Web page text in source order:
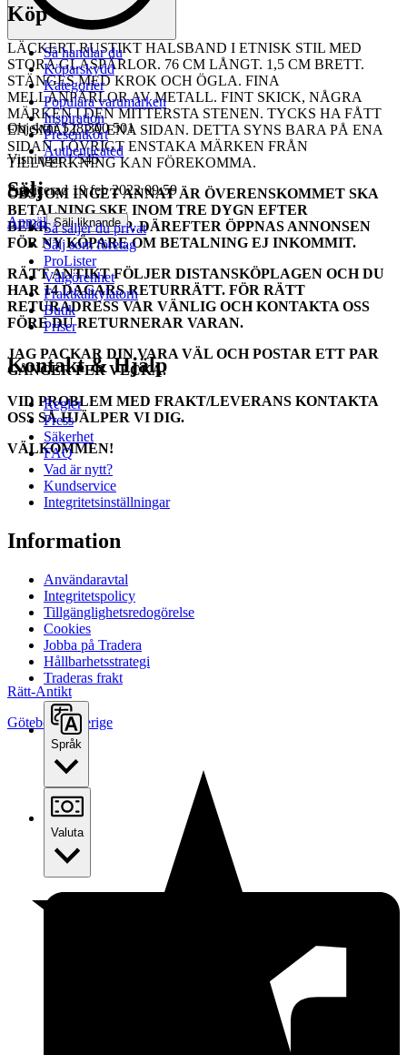
LÄCKERT RUSTIKT HALSBAND I ETNISK STIL MED
STORA GLASPÄRLOR. 76 CM LÅNGT. 1,5 CM BRETT.
STÄNGES MED KROK OCH ÖGLA. FINA
MELLANPÄRLOR AV METALL. FINT SKICK, NÅGRA
MÄRKEN I DEN MITTERSTA STENEN. TYCKS HA FÅTT
EN SMÄLL PÅ ENA SIDAN. DETTA SYNS BARA PÅ ENA
SIDAN. I ÖVRIGT ENSTAKA MÄRKEN FRÅN
TILLVERKNING KAN FÖREKOMMA.
OBS! OM INGET ANNAT ÄR ÖVERENSKOMMET SKA
BETALNING SKE INOM TRE DYGN EFTER
BEKRÄFTAT KÖP. DÄREFTER ÖPPNAS ANNONSEN
FÖR NY KÖPARE OM BETALNING EJ INKOMMIT.
RÄTT ANTIKT FÖLJER DISTANSKÖPLAGEN OCH DU
HAR 14 DAGARS RETURRÄTT. FÖR RÄTT
RETURADRESS VAR VÄNLIG OCH KONTAKTA OSS
FÖRE DU RETURNERAR VARAN.
JAG PACKAR DIN VARA VÄL OCH POSTAR ETT PAR
GÅNGER PER VECKA.
VID PROBLEM MED FRAKT/LEVERANS KONTAKTA
OSS SÅ HJÄLPER VI DIG.
VÄLKOMMEN!
Objektnr 528 300 501
Visningar 1 545
Publicerad 19 feb 2022 09:59
Anmäl Sälj liknande
Rätt-Antikt
Göteborg ,Sverige
Köp
Så handlar du
Köparskydd
Kategorier
Populära varumärken
Inspiration
Presentkort
Authenticated
Sälj
Så säljer du privat
Sälj som företag
ProLister
Välgörenhet
Fraktkalkylatorn
Butik
Priser
Kontakt & Hjälp
Regler
Press
Säkerhet
FAQ
Vad är nytt?
Kundservice
Integritetsinställningar
Information
Användaravtal
Integritetspolicy
Tillgänglighetsredogörelse
Cookies
Jobba på Tradera
Hållbarhetsstrategi
Traderas frakt
Språk
Valuta